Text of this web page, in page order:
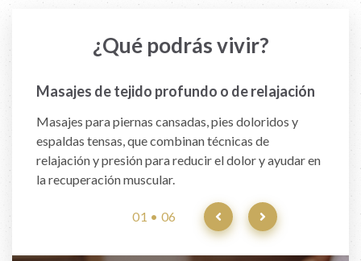
¿Qué podrás vivir?
Masajes de tejido profundo o de relajación
Masajes para piernas cansadas, pies doloridos y
espaldas tensas, que combinan técnicas de
relajación y presión para reducir el dolor y ayudar en
la recuperación muscular.
Masajes depurativos
Masajes lentos, terapéuticos y rítmicos que
estimulan la circulación del sistema linfático para
eliminar líquidos y toxinas, reducir la inflamación y
desintoxicar todo el cuerpo.
Masaje con piedras calientes
Una técnica única que utiliza la energía de la piedra
volcánica al transferir calor al cuerpo, reduciendo la
tensión y calmando la mente.
Limpieza facial
Una limpieza facial completa personalizada que se
ajusta a tu tipo de piel y necesidades.
Relajación en pareja
Relájate junto a tu pareja en el sauna mientras beben
agua fría con infusión de cítricos y hierbas, luego
disfruten de masajes simultáneos y un jacuzzi
aromático.
Relájate
Sumérgete en un jacuzzi o baño de hierbas
orgánicas, o deja que tu cuerpo libere energía en el
sauna.
01 • 06